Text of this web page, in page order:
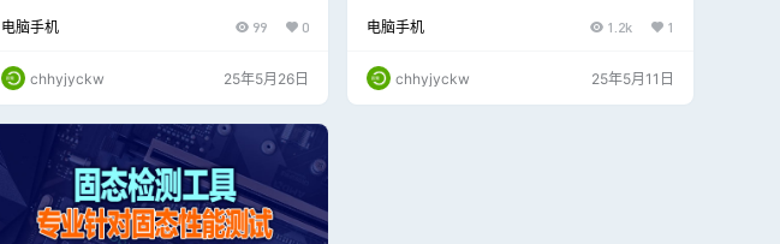
我的使用过程 1.打开软件，点击下方红框处即可
导出的文件数据列表【看视频教程吧】
电脑手机 99 0
chhyjyckw 25年5月26日
直接获取最新系统。 数据备份与恢复 支持硬盘
能，方便快速迁移系统或数据。 硬盘分区管理
支持硬盘分区调整、创建、删除等操作。 提供分
区表修复功能，解决常见分区问题。 硬件检测
电脑手机 1.2k 1
chhyjyckw 25年5月11日